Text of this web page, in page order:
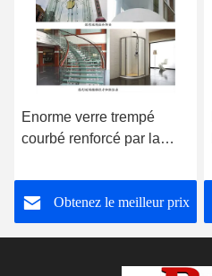
Enorme verre trempé
courbé renforcé par la
construction
Obtenez le meilleur prix